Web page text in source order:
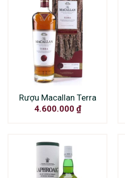
Rượu Macallan Terra
4.600.000 ₫